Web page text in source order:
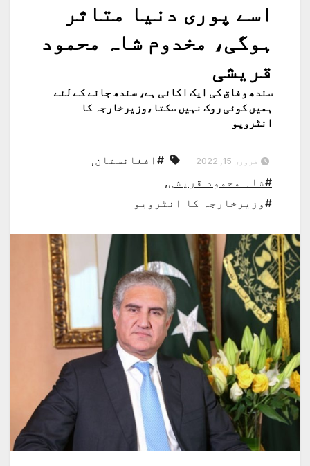
اسے پوری دنیا متاثر
ہوگی، مخدوم شاہ محمود
قریشی
سندھ وفاق کی ایک اکائی ہے، سندھ جانے کے لئے
ہمیں کوئی روک نہیں سکتا،وزیرخارجہ کا
انٹرویو
فروری 15, 2022 #افغانستان,
#شاہ محمود قریشی,
#وزیرخارجہ کا انٹرویو